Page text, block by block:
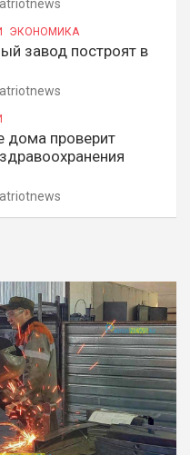
ЭКОНОМИКА
завод построят в
дома проверит